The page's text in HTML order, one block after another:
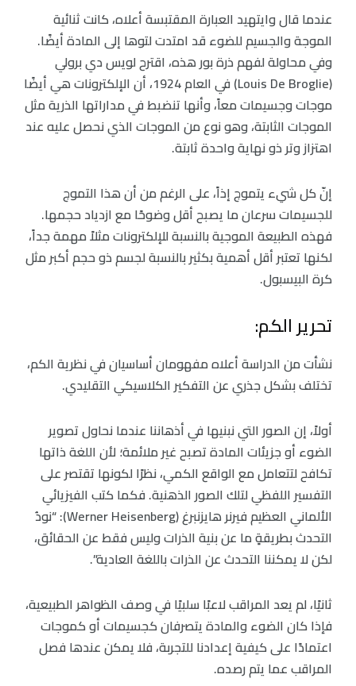
عندما قال وايتهيد العبارة المقتبسة أعلاه، كانت ثنائية
الموجة والجسيم للضوء قد امتدت لتوها إلى المادة أيضًا.
وفي محاولة لفهم ذرة بور هذه، اقترح لويس دي برولي
(Louis De Broglie) في العام 1924، أن الإلكترونات هي أيضًا
موجات وجسيمات معاً، وأنها تنضبط في مداراتها الذرية مثل
الموجات الثابتة، وهو نوع من الموجات الذي نحصل عليه عند
اهتزاز وتر ذو نهاية واحدة ثابتة.
إنّ كل شيء يتموج إذاً، على الرغم من أن هذا التموج
للجسيمات سرعان ما يصبح أقل وضوحًا مع ازدياد حجمها.
فهذه الطبيعة الموجية بالنسبة للإلكترونات مثلاً مهمة جداً،
لكنها تعتبر أقل أهمية بكثير بالنسبة لجسم ذو حجم أكبر مثل
كرة البيسبول.
تحرير الكم:
نشأت من الدراسة أعلاه مفهومان أساسيان في نظرية الكم،
تختلف بشكل جذري عن التفكير الكلاسيكي التقليدي.
أولاً، إن الصور التي نبنيها في أذهاننا عندما نحاول تصوير
الضوء أو جزيئات المادة تصبح غير ملائمة؛ لأن اللغة ذاتها
تكافح لتتعامل مع الواقع الكمي، نظرًا لكونها تقتصر على
التفسير اللفظي لتلك الصور الذهنية. فكما كتب الفيزيائي
الألماني العظيم فيرنر هايزنبرغ (Werner Heisenberg): “نودُ
التحدث بطريقةٍ ما عن بنية الذرات وليس فقط عن الحقائق،
لكن لا يمكننا التحدث عن الذرات باللغة العادية”.
ثانيًا، لم يعد المراقب لاعبًا سلبيًا في وصف الظواهر الطبيعية،
فإذا كان الضوء والمادة يتصرفان كجسيمات أو كموجات
اعتمادًا على كيفية إعدادنا للتجربة، فلا يمكن عندها فصل
المراقب عما يتم رصده.